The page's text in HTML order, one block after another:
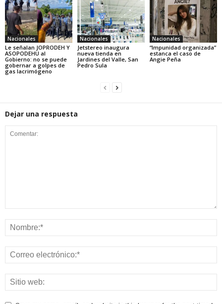
Nacionales
Le señalan JOPRODEH Y
ASOPODEHU al
Gobierno: no se puede
gobernar a golpes de
gas lacrimógeno
Nacionales
Jetstereo inaugura
nueva tienda en
Jardines del Valle, San
Pedro Sula
Nacionales
“Impunidad organizada”
estanca el caso de
Angie Peña
Dejar una respuesta